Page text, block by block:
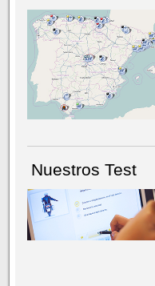
NÚMERO ACTUALHEMEROTECA
Nuestros Test